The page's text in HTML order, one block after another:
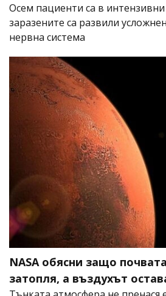
Осем пациенти са в
заразените са развили
нервна система
NASA обясни защо
затопля, а въздухът